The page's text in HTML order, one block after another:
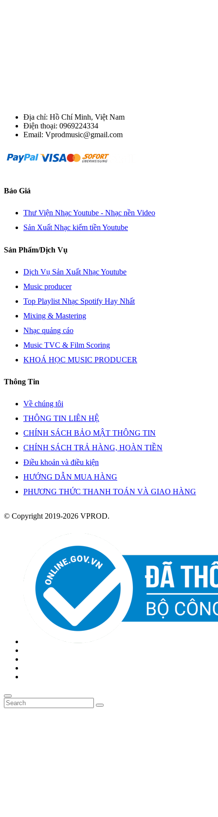
Địa chỉ: Hồ Chí Minh, Việt Nam
Điện thoại: 0969224334
Email: Vprodmusic@gmail.com
Báo Giá
Thư Viện Nhạc Youtube - Nhạc nền Video
Sản Xuất Nhạc kiếm tiền Youtube
Sản Phẩm/Dịch Vụ
Dịch Vụ Sản Xuất Nhạc Youtube
Music producer
Top Playlist Nhạc Spotify Hay Nhất
Mixing & Mastering
Nhạc quảng cáo
Music TVC & Film Scoring
KHOÁ HỌC MUSIC PRODUCER
Thông Tin
Về chúng tôi
THÔNG TIN LIÊN HỆ
CHÍNH SÁCH BẢO MẬT THÔNG TIN
CHÍNH SÁCH TRẢ HÀNG, HOÀN TIỀN
Điều khoản và điều kiện
HƯỚNG DẪN MUA HÀNG
PHƯƠNG THỨC THANH TOÁN VÀ GIAO HÀNG
© Copyright 2019-2026 VPROD.